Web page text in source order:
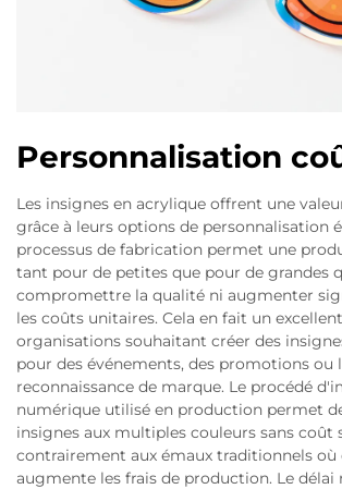
Personnalisation
Les insignes en acrylique offrent une
grâce à leurs options de personnalisation
processus de fabrication permet une
tant pour de petites que pour de grandes
compromettre la qualité ni augmenter
les coûts unitaires. Cela en fait un
organisations souhaitant créer des
pour des événements, des promotions ou
reconnaissance de marque. Le procédé
numérique utilisé en production permet
insignes aux multiples couleurs sans coût
contrairement aux émaux traditionnels où
augmente les frais de production. Le délai